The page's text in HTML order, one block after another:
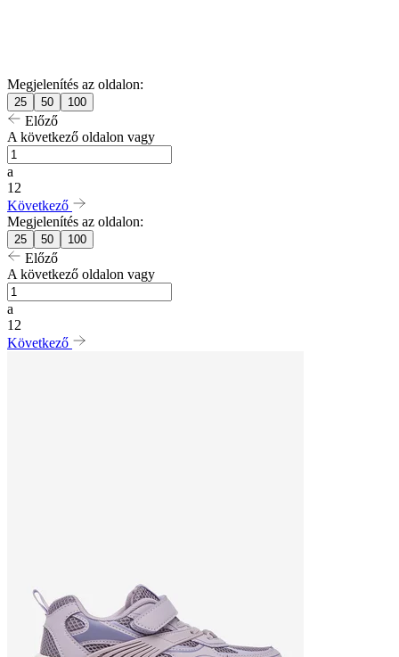
Megjelenítés az oldalon:
25 50 100
Előző
A következő oldalon vagy
a
12
Következő
Megjelenítés az oldalon:
25 50 100
Előző
A következő oldalon vagy
a
12
Következő